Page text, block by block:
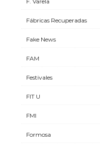
Fábricas Recuperadas
Fake News
FAM
Festivales
FIT U
FMI
Formosa